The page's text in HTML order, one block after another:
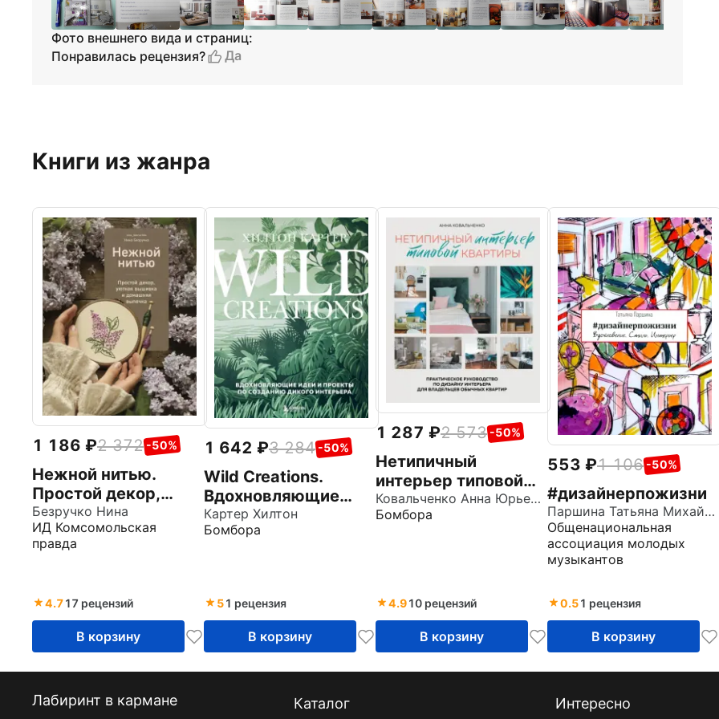
Фото внешнего вида и страниц:
Понравилась рецензия?
Да
Книги из жанра
1 186 2 372 -50%
Нежной нитью.
Простой декор,
уютная вышивка и
домашняя выпечка
Безручко Нина
ИД Комсомольская
правда
4.717 рецензий
В корзину
1 642 3 284 -50%
Wild Creations.
Вдохновляющие
идеи и проекты по
созданию дикого
Картер Хилтон
Бомбора
51 рецензия
В корзину
1 287 2 573 -50%
Нетипичный
интерьер типовой
квартиры.
Практическое
Ковальченко Анна Юрьевна
Бомбора
4.910 рецензий
В корзину
553 1 106 -50%
#дизайнерпожизни
Паршина Татьяна Михайловна
Общенациональная
ассоциация молодых
музыкантов
0.51 рецензия
В корзину
Лабиринт в кармане Каталог Интересно